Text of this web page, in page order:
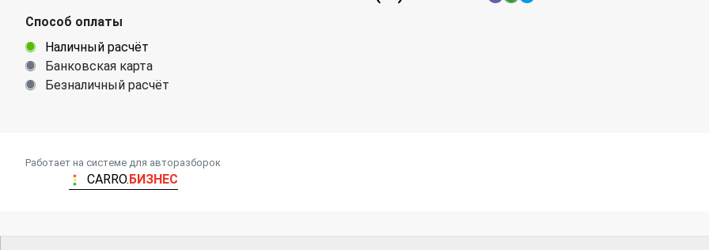
Способ оплаты
Наличный расчёт
Банковская карта
Безналичный расчёт
Работает на системе для авторазборок
CARRO.БИЗНЕС